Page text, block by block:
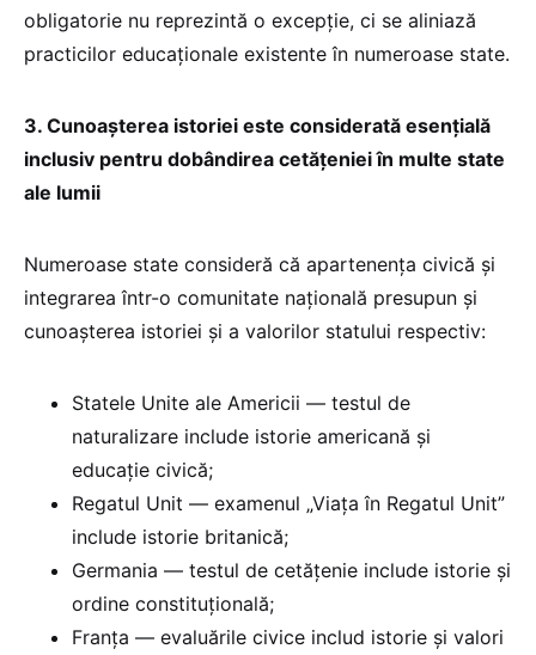
obligatorie nu reprezintă o excepție, ci se aliniază
practicilor educaționale existente în numeroase state.
3. Cunoașterea istoriei este considerată esențială
inclusiv pentru dobândirea cetățeniei în multe state
ale lumii
Numeroase state consideră că apartenența civică și
integrarea într-o comunitate națională presupun și
cunoașterea istoriei și a valorilor statului respectiv:
Statele Unite ale Americii — testul de
naturalizare include istorie americană și
educație civică;
Regatul Unit — examenul „Viața în Regatul Unit”
include istorie britanică;
Germania — testul de cetățenie include istorie și
ordine constituțională;
Franța — evaluările civice includ istorie și valori